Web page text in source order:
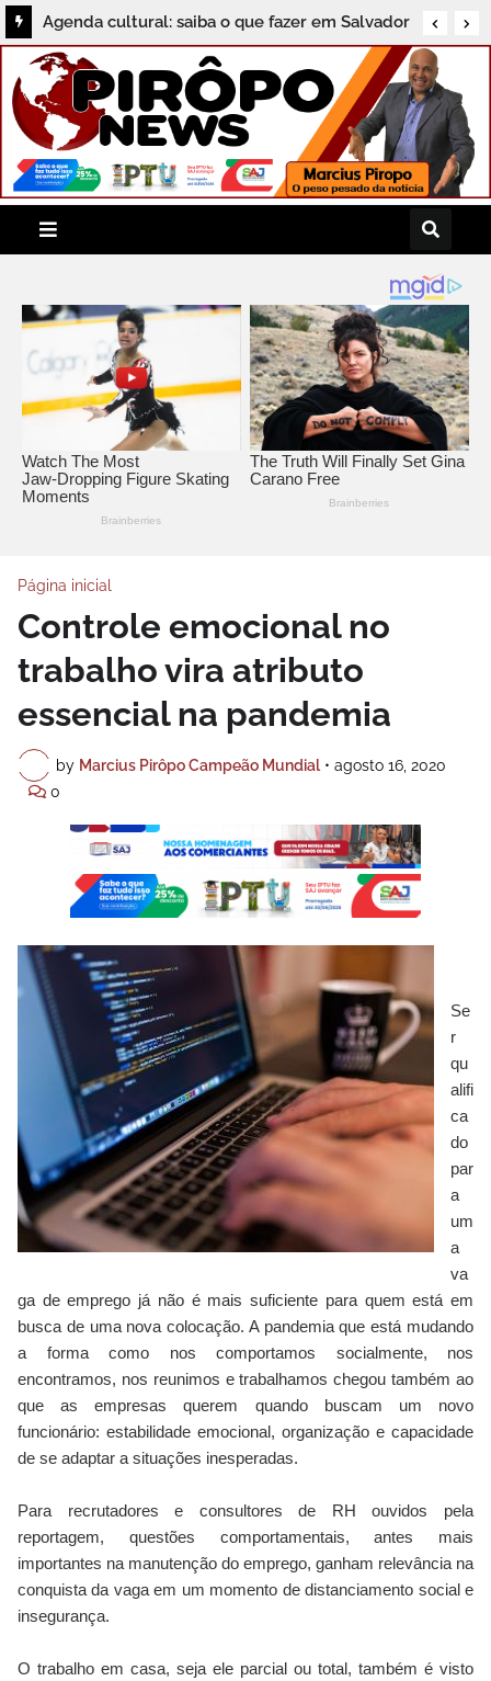
Agenda cultural: saiba o que fazer em Salvador
neste sábado
Ricardo Maia destaca articulação em Brasília
para garantir recursos para municípios da
Bahia (VÍDEO)
Página inicial
Controle emocional no
trabalho vira atributo
essencial na pandemia
by Marcius Pirôpo Campeão Mundial • agosto 16, 2020
0
Se
r
qu
alifi
ca
do
par
a
um
a
va
ga de emprego já não é mais suficiente para quem está em
busca de uma nova colocação. A pandemia que está mudando
a forma como nos comportamos socialmente, nos
encontramos, nos reunimos e trabalhamos chegou também ao
que as empresas querem quando buscam um novo
funcionário: estabilidade emocional, organização e capacidade
de se adaptar a situações inesperadas.
Para recrutadores e consultores de RH ouvidos pela
reportagem, questões comportamentais, antes mais
importantes na manutenção do emprego, ganham relevância na
conquista da vaga em um momento de distanciamento social e
insegurança.
O trabalho em casa, seja ele parcial ou total, também é visto